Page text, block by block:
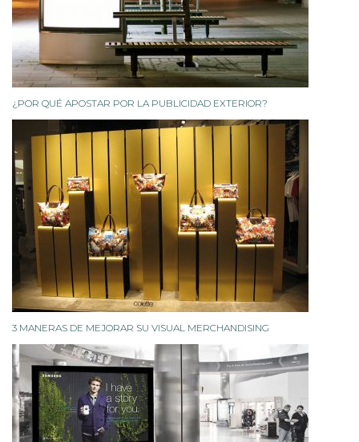
¿POR QUÉ APOSTAR POR LA PUBLICIDAD EXTERIOR?
3 MANERAS DE MEJORAR SU VISUAL MERCHANDISING